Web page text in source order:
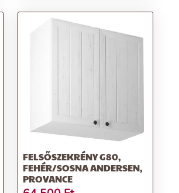
FELSŐSZEKRÉNY G80,
FEHÉR/SOSNA ANDERSEN,
PROVANCE